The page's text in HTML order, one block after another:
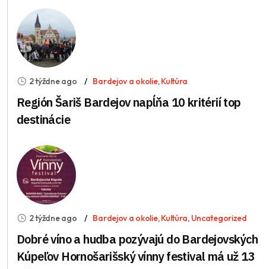
2 týždne ago Bardejov a okolie,Kultúra
Región Šariš Bardejov napĺňa 10 kritérií top
destinácie
2 týždne ago Bardejov a okolie,Kultúra, Uncategorized
Dobré víno a hudba pozývajú do Bardejovských
Kúpeľov Hornošarišský vínny festival má už 13